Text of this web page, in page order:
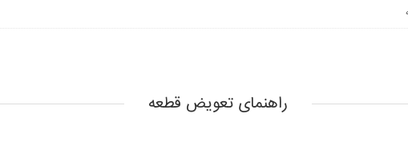
راهنمای تعویض قطعه